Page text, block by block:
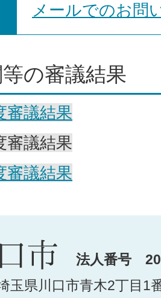
メールでのお問
の審議結果
審議結果
審議結果
審議結果
法人番号
県川口市青木2丁目1